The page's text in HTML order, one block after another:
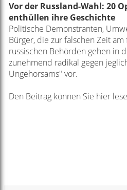
Vor der Russland-Wahl: 20
enthüllen ihre Geschichte
Politische Demonstranten,
Bürger, die zur falschen Zeit
russischen Behörden gehen in
zunehmend radikal gegen
Ungehorsams" vor.
Den Beitrag können Sie hier